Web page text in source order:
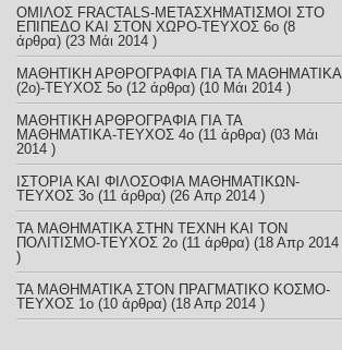
ΟΜΙΛΟΣ FRACTALS-ΜΕΤΑΣΧΗΜΑΤΙΣΜΟΙ ΣΤΟ
ΕΠΙΠΕΔΟ ΚΑΙ ΣΤΟΝ ΧΩΡΟ-ΤΕΥΧΟΣ 6ο (8
άρθρα) (23 Μάι 2014 )
ΜΑΘΗΤΙΚΗ ΑΡΘΡΟΓΡΑΦΙΑ ΓΙΑ ΤΑ ΜΑΘΗΜΑΤΙΚΑ
(2ο)-ΤΕΥΧΟΣ 5ο (12 άρθρα) (10 Μάι 2014 )
ΜΑΘΗΤΙΚΗ ΑΡΘΡΟΓΡΑΦΙΑ ΓΙΑ ΤΑ
ΜΑΘΗΜΑΤΙΚΑ-TEYXOΣ 4ο (11 άρθρα) (03 Μάι
2014 )
ΙΣΤΟΡΙΑ ΚΑΙ ΦΙΛΟΣΟΦΙΑ ΜΑΘΗΜΑΤΙΚΩΝ-
TEYXOΣ 3o (11 άρθρα) (26 Απρ 2014 )
ΤΑ ΜΑΘΗΜΑΤΙΚΑ ΣΤΗΝ ΤΕΧΝΗ ΚΑΙ ΤΟΝ
ΠΟΛΙΤΙΣΜΟ-ΤΕYXOΣ 2ο (11 άρθρα) (18 Απρ 2014
)
ΤΑ ΜΑΘΗΜΑΤΙΚΑ ΣΤΟΝ ΠΡΑΓΜΑΤΙΚΟ ΚΟΣΜΟ-
ΤΕΥΧΟΣ 1ο (10 άρθρα) (18 Απρ 2014 )